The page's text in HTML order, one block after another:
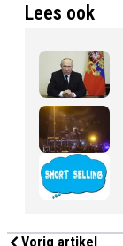
Lees ook
Vorig artikel